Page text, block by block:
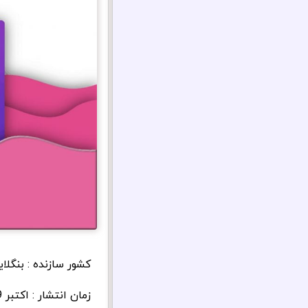
کشور سازنده :
زمان انتشار : اکتبر 2019